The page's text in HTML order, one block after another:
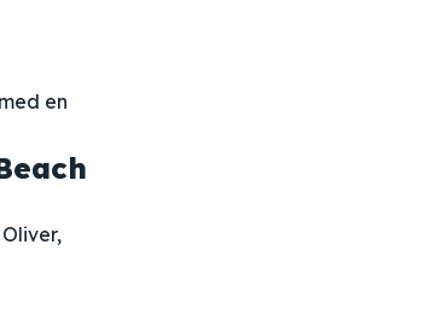
en